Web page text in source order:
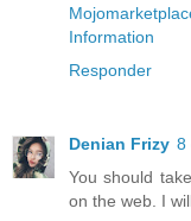
Information
Responder
Denian Frizy 8
You should
on the web. I